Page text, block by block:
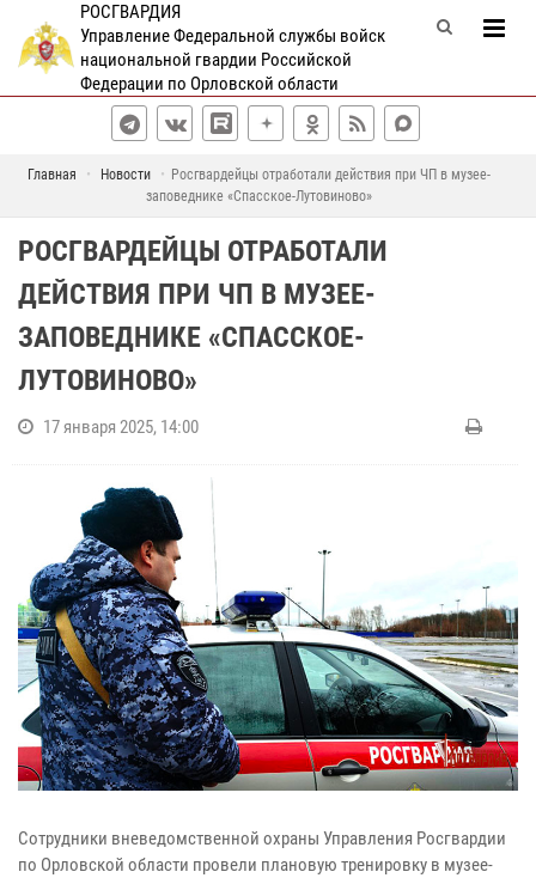
РОСГВАРДИЯ
Управление Федеральной службы войск
национальной гвардии Российской
Федерации по Орловской области
Главная Новости
Росгвардейцы отработали действия при ЧП в музее-
заповеднике «Спасское-Лутовиново»
РОСГВАРДЕЙЦЫ ОТРАБОТАЛИ
ДЕЙСТВИЯ ПРИ ЧП В МУЗЕЕ-
ЗАПОВЕДНИКЕ «СПАССКОЕ-
ЛУТОВИНОВО»
17 января 2025, 14:00
Сотрудники вневедомственной охраны Управления Росгвардии
по Орловской области провели плановую тренировку в музее-